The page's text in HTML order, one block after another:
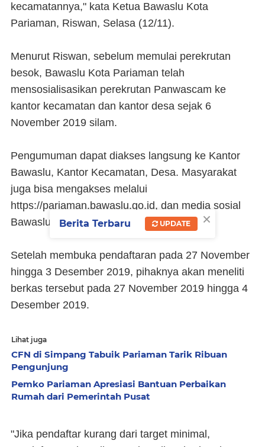
kecamatannya," kata Ketua Bawaslu Kota
Pariaman, Riswan, Selasa (12/11).
Menurut Riswan, sebelum memulai perekrutan
besok, Bawaslu Kota Pariaman telah
mensosialisasikan perekrutan Panwascam ke
kantor kecamatan dan kantor desa sejak 6
November 2019 silam.
Pengumuman dapat diakses langsung ke Kantor
Bawaslu, Kantor Kecamatan, Desa. Masyarakat
juga bisa mengakses melalui
https://pariaman.bawaslu.go.id, dan media sosial
Bawaslu Kota Pariaman.
Setelah membuka pendaftaran pada 27 November
hingga 3 Desember 2019, pihaknya akan meneliti
berkas tersebut pada 27 November 2019 hingga 4
Desember 2019.
Lihat juga
CFN di Simpang Tabuik Pariaman Tarik Ribuan
Pengunjung
Pemko Pariaman Apresiasi Bantuan Perbaikan
Rumah dari Pemerintah Pusat
"Jika pendaftar kurang dari target minimal,
×
Berita Terbaru UPDATE